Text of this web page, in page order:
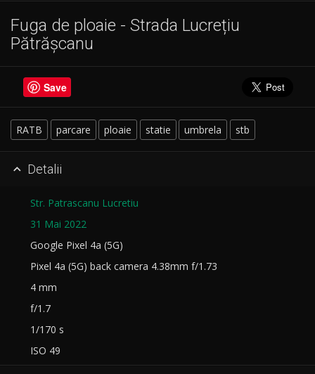
Fuga de ploaie - Strada Lucrețiu
Pătrășcanu
Save
RATB parcare ploaie statie umbrela stb
 Detalii
Str. Patrascanu Lucretiu
31 Mai 2022
Google Pixel 4a (5G)
Pixel 4a (5G) back camera 4.38mm f/1.73
4 mm
f/1.7
1/170 s
ISO 49